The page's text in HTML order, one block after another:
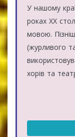
У нашому
роках ХХ
мовою.
(журливого
хорів та